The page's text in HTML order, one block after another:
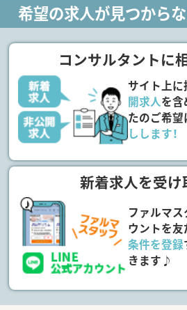
希望の求人が見つから
コンサルタントに
サイト上
開求人を含
たのご希
しします！
新着求人を受け
ファルマ
ウントを友
条件を登録
きます♪